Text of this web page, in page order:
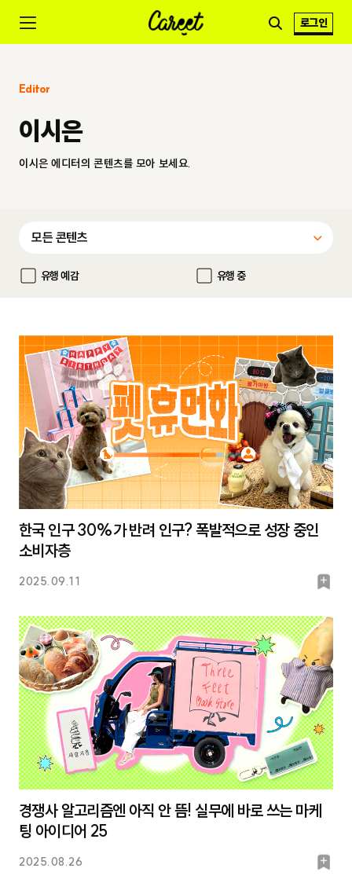
로그인
Editor
이시은
이시은 에디터의 콘텐츠를 모아 보세요.
유행 예감 유행 중
한국 인구 30%가 반려 인구? 폭발적으로 성장 중인
소비자층
2025.09.11
북
크
경쟁사 알고리즘엔 아직 안 뜸! 실무에 바로 쓰는 마케
팅 아이디어 25
2025.08.26
북